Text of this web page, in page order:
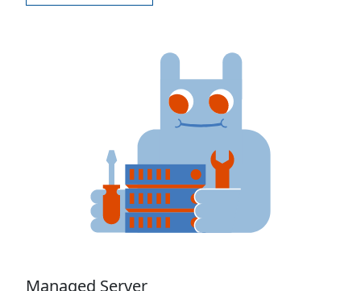
Managed Server